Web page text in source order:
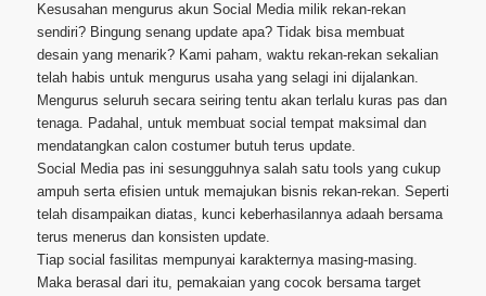
Kesusahan mengurus akun Social Media milik rekan-rekan
sendiri? Bingung senang update apa? Tidak bisa membuat
desain yang menarik? Kami paham, waktu rekan-rekan sekalian
telah habis untuk mengurus usaha yang selagi ini dijalankan.
Mengurus seluruh secara seiring tentu akan terlalu kuras pas dan
tenaga. Padahal, untuk membuat social tempat maksimal dan
mendatangkan calon costumer butuh terus update.
Social Media pas ini sesungguhnya salah satu tools yang cukup
ampuh serta efisien untuk memajukan bisnis rekan-rekan. Seperti
telah disampaikan diatas, kunci keberhasilannya adaah bersama
terus menerus dan konsisten update.
Tiap social fasilitas mempunyai karakternya masing-masing.
Maka berasal dari itu, pemakaian yang cocok bersama target